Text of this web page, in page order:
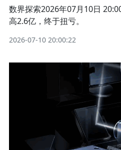
数界探索2026年07月10日
高2.6亿，终于扭亏。
2026-07-10 20:00:22